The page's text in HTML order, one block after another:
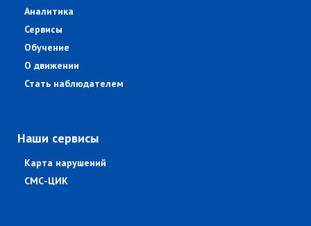
Аналитика
Сервисы
Обучение
О движении
Стать наблюдателем
Наши сервисы
Карта нарушений
СМС-ЦИК